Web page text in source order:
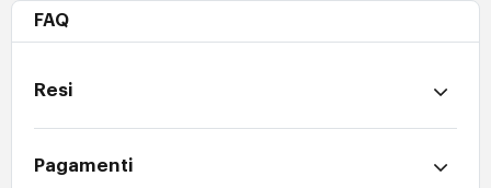
FAQ
Resi
Pagamenti